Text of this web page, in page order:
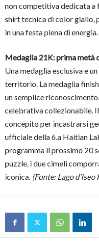
non competitiva dedicata a
shirt tecnica di color giallo,
in una festa piena di energia.
Medaglia 21K: prima metà
Una medaglia esclusiva e
territorio. La medaglia
un semplice
celebrativa collezionabile.
concepito per incastrarsi
ufficiale della 6.a Haitian
programma il prossimo 20
puzzle, i due cimeli
iconica. (Fonte: Lago